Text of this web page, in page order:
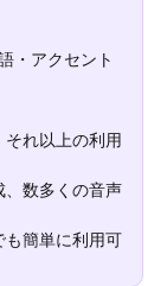
・アクセント
それ以上の利用
、数多くの音声
も簡単に利用可